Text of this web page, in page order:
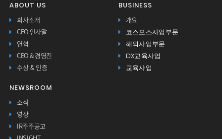
ABOUT US
회사소개
CEO 인사말
연혁
CEO & 경영진
수상 & 인증
BUSINESS
개요
코스모스사업부문
해외사업부문
DX교육사업
교육사업
NEWSROOM
소식
영상
IR주주공고